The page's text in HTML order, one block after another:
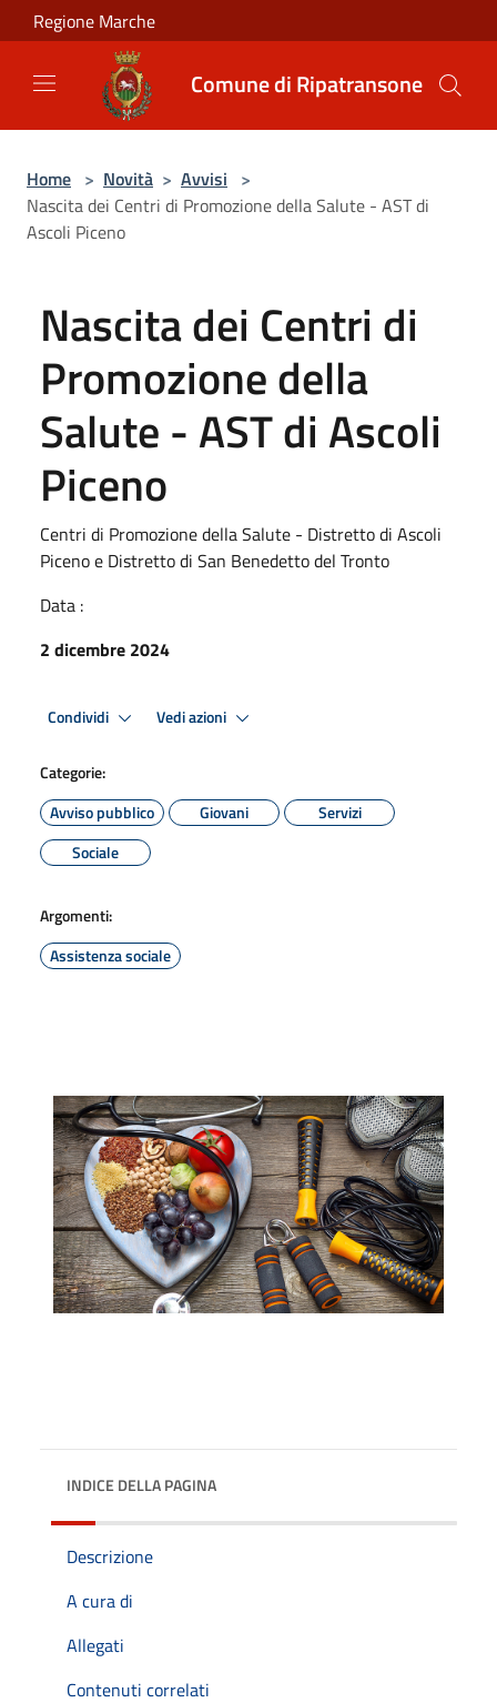
Salta al contenuto principale
Regione Marche
Comune di Ripatransone
Home > Novità > Avvisi >
Nascita dei Centri di Promozione della Salute - AST di
Ascoli Piceno
Nascita dei Centri di
Promozione della
Salute - AST di Ascoli
Piceno
Centri di Promozione della Salute - Distretto di Ascoli
Piceno e Distretto di San Benedetto del Tronto
Data :
2 dicembre 2024
Condividi Vedi azioni
Categorie:
Avviso pubblico
Giovani
Servizi
Sociale
Argomenti:
Assistenza sociale
INDICE DELLA PAGINA
Descrizione
A cura di
Allegati
Contenuti correlati